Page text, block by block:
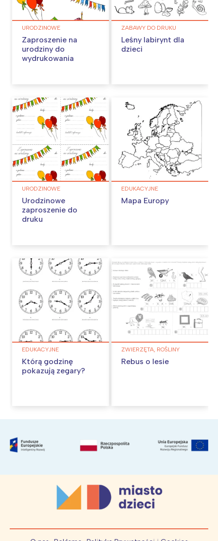
URODZINOWE
Zaproszenie na
urodziny do
wydrukowania
ZABAWY DO DRUKU
Leśny labirynt dla
dzieci
URODZINOWE
Urodzinowe
zaproszenie do
druku
EDUKACYJNE
Mapa Europy
EDUKACYJNE
Którą godzinę
pokazują zegary?
ZWIERZĘTA, ROŚLINY
Rebus o lesie